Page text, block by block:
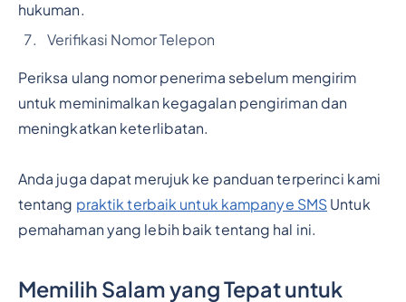
hukuman.
Verifikasi Nomor Telepon
Periksa ulang nomor penerima sebelum mengirim
untuk meminimalkan kegagalan pengiriman dan
meningkatkan keterlibatan.
Anda juga dapat merujuk ke panduan terperinci kami
tentang praktik terbaik untuk kampanye SMS Untuk
pemahaman yang lebih baik tentang hal ini.
Memilih Salam yang Tepat untuk